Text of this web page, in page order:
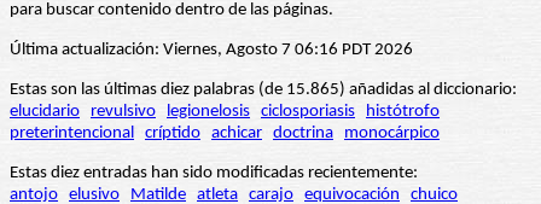
para buscar contenido dentro de las páginas.
Última actualización: Viernes, Agosto 7 06:16 PDT 2026
Estas son las últimas diez palabras (de 15.865) añadidas al diccionario:
elucidario
revulsivo legionelosis ciclosporiasis
histótrofo
preterintencional críptido achicar doctrina monocárpico
Estas diez entradas han sido modificadas recientemente:
antojo elusivo Matilde atleta carajo equivocación
chuico